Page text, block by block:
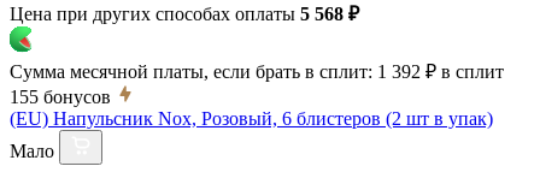
Цена при других способах оплаты 5 568 ₽
Сумма месячной платы, если брать в сплит: 1 392 ₽ в сплит
155 бонусов
(EU) Напульсник Nox, Розовый, 6 блистеров (2 шт в упак)
Мало